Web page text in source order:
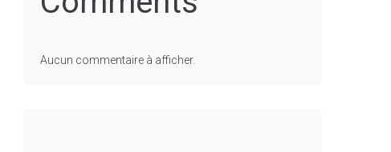
Aucun commentaire à afficher.